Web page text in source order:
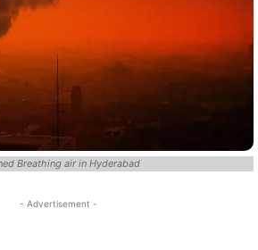
Breathing air in Hyderabad
- Advertisement -